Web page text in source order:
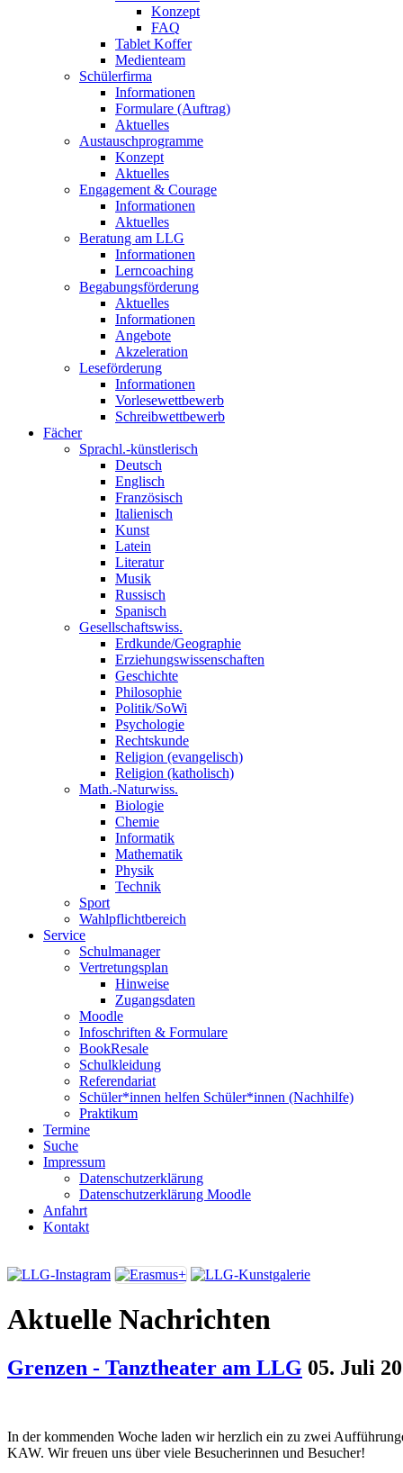
Konzept
FAQ
Tablet Koffer
Medienteam
Schülerfirma
Informationen
Formulare (Auftrag)
Aktuelles
Austauschprogramme
Konzept
Aktuelles
Engagement & Courage
Informationen
Aktuelles
Beratung am LLG
Informationen
Lerncoaching
Begabungsförderung
Aktuelles
Informationen
Angebote
Akzeleration
Leseförderung
Informationen
Vorlesewettbewerb
Schreibwettbewerb
Fächer
Sprachl.-künstlerisch
Deutsch
Englisch
Französisch
Italienisch
Kunst
Latein
Literatur
Musik
Russisch
Spanisch
Gesellschaftswiss.
Erdkunde/Geographie
Erziehungswissenschaften
Geschichte
Philosophie
Politik/SoWi
Psychologie
Rechtskunde
Religion (evangelisch)
Religion (katholisch)
Math.-Naturwiss.
Biologie
Chemie
Informatik
Mathematik
Physik
Technik
Sport
Wahlpflichtbereich
Service
Schulmanager
Vertretungsplan
Hinweise
Zugangsdaten
Moodle
Infoschriften & Formulare
BookResale
Schulkleidung
Referendariat
Schüler*innen helfen Schüler*innen (Nachhilfe)
Praktikum
Termine
Suche
Impressum
Datenschutzerklärung
Datenschutzerklärung Moodle
Anfahrt
Kontakt
Aktuelle Nachrichten
Grenzen - Tanztheater am LLG 05. Juli
In der kommenden Woche laden wir herzlich ein zu zwei
KAW. Wir freuen uns über viele Besucherinnen und Besucher!